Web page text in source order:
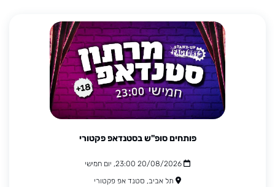
פותחים סופ"ש בסטנדאפ פקטורי
20/08/2026 23:00, יום חמישי
תל אביב, סטנד אפ פקטורי